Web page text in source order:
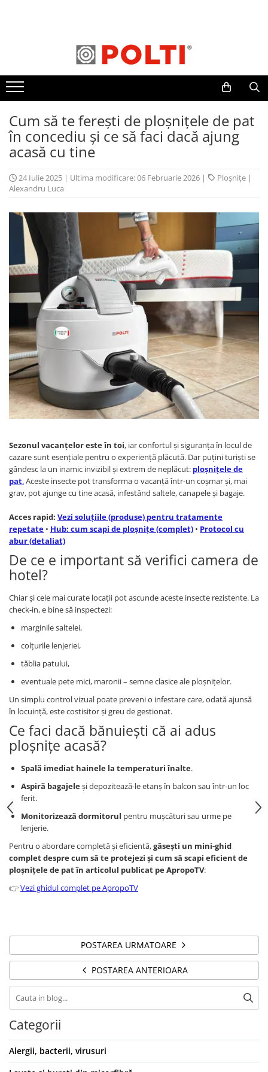
Aparate Medicale
Aspiratoare profesionale
Aspiratoare cu abur
Aspiratoare cu spălare
Aspiratoare verticale
Aspiratoare fara sac
Aspiratoare cu apa
Aspirator profesional
Masa | Statie de calcat
Aparate de calcat vertical
Mese de calcat profesionale
Statii de calcat cu boiler
Statii de calcat cu pompa
Fiare de calcat cu abur
Statii de calcat profesionale
Cafea și espressoare
Espresoare cu capsule
Cafea capsule
Cafea boabe
Cafea paduri ESE 44
Aparate de curatat cu abur
Mop cu abur
Curatator aburi
Solutii pentru plosnite
Accesorii & Consumabile
Accesorii statii de calcat
Accesorii curatatoare cu abur
Accesorii aspiratoare
Accesorii dispozitive profesionale
Pachete & Oferte
Cum să te ferești de ploșnițele de pat
în concediu și ce să faci dacă ajung
acasă cu tine
24 Iulie 2025 | Ultima modificare: 06 Februarie 2026 | Ploșnițe |
Alexandru Luca
Sezonul vacanțelor este în toi, iar confortul și siguranța în locul de
cazare sunt esențiale pentru o experiență plăcută. Dar puțini turiști se
gândesc la un inamic invizibil și extrem de neplăcut: ploșnițele de
pat.Aceste insecte pot transforma o vacanță într-un coșmar și, mai
grav, pot ajunge cu tine acasă, infestând saltele, canapele și bagaje.
Acces rapid: Vezi soluțiile (produse) pentru tratamente
repetate • Hub: cum scapi de ploșnițe (complet) • Protocol cu
abur (detaliat)
De ce e important să verifici camera de
hotel?
Chiar și cele mai curate locații pot ascunde aceste insecte rezistente. La
check-in, e bine să inspectezi:
marginile saltelei,
colțurile lenjeriei,
tăblia patului,
eventuale pete mici, maronii – semne clasice ale ploșnițelor.
Un simplu control vizual poate preveni o infestare care, odată ajunsă
în locuință, este costisitor și greu de gestionat.
Ce faci dacă bănuiești că ai adus
ploșnițe acasă?
Spală imediat hainele la temperaturi înalte.
Aspiră bagajeleși depozitează-le etanș în balcon sau într-un loc
ferit.
Monitorizează dormitorul pentru mușcături sau urme pe
lenjerie.
Pentru o abordare completă și eficientă,găsești un mini-ghid
complet despre cum să te protejezi și cum să scapi eficient de
ploșnițele de pat în articolul publicat pe ApropoTV:
👉Vezi ghidul complet pe ApropoTV
POSTAREA URMATOARE
POSTAREA ANTERIOARA
Categorii
Alergii, bacterii, virusuri